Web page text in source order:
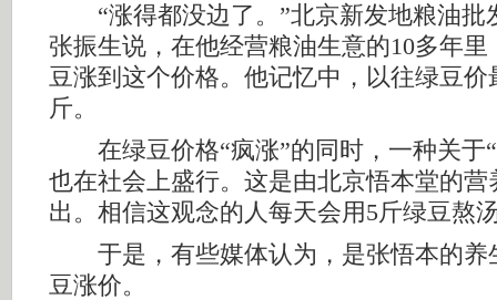
“涨得都没边了。”北京新发地粮油批
张振生说，在他经营粮油生意的10多年
豆涨到这个价格。他记忆中，以往绿豆价
斤。
在绿豆价格“疯涨”的同时，一种关于“
也在社会上盛行。这是由北京悟本堂的营
出。相信这观念的人每天会用5斤绿豆熬
于是，有些媒体认为，是张悟本的养
豆涨价。